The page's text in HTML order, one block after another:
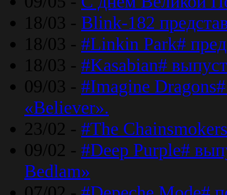
18/03 - Blink-182
18/03 - #Linkin Park#
18/03 - #Kasabian#
09/03 - #Imagine
«Believer».
23/02 - #The
09/02 - #Deep Purple#
Bedlam»